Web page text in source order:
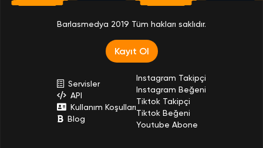
Barlasmedya 2019 Tüm hakları saklıdır.
Kayıt Ol
Servisler
API
Kullanım Koşulları
Blog
Instagram Takipçi
Instagram Beğeni
Tiktok Takipçi
Tiktok Beğeni
Youtube Abone